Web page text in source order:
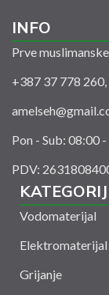
INFO
Prve
+387 37 778
Pon - Sub: 08:00
PDV:
Vodomaterijal
Elektromaterijal
Grijanje